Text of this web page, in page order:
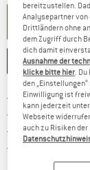
Portofrei ab
100 Tage
Kauf auf
Trusted
bereitzustellen.
Analysepartner
Drittländern ohne
dem Zugriff durch
dich damit
Ausnahme der
klicke bitte hier.
den
Einwilligung ist
kann jederzeit
Webseite
auch zu Risiken